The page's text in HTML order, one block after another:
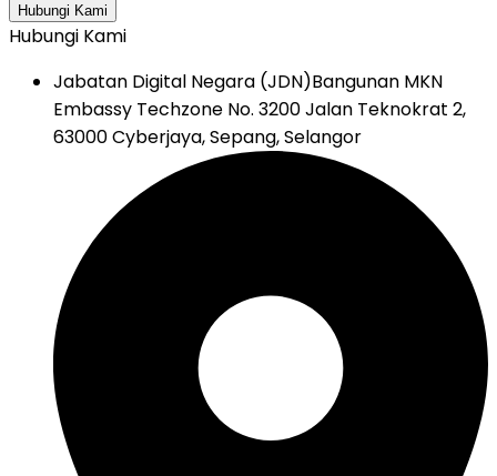
Hubungi Kami
Hubungi Kami
Jabatan Digital Negara (JDN)Bangunan MKN
Embassy Techzone No. 3200 Jalan Teknokrat 2,
63000 Cyberjaya, Sepang, Selangor